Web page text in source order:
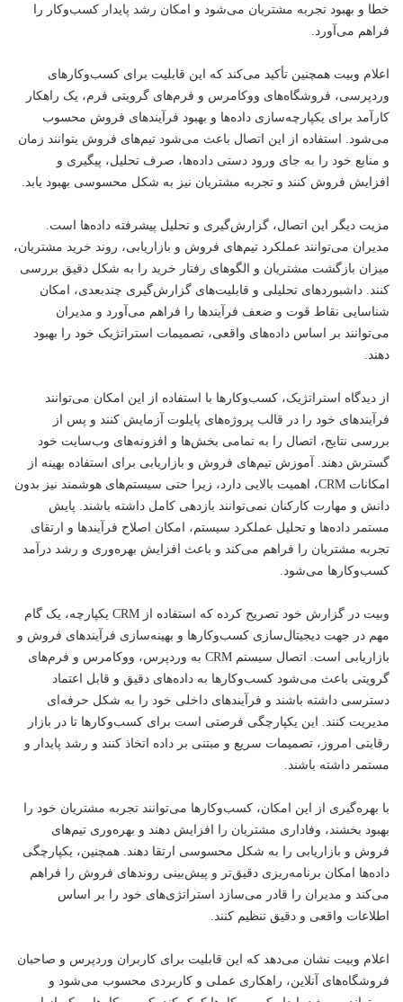
خطا و بهبود تجربه مشتریان می‌شود و امکان رشد پایدار کسب‌وکار را
فراهم می‌آورد.
اعلام وبیت همچنین تأکید می‌کند که این قابلیت برای کسب‌وکارهای
وردپرسی، فروشگاه‌های ووکامرس و فرم‌های گرویتی فرم، یک راهکار
کارآمد برای یکپارچه‌سازی داده‌ها و بهبود فرآیندهای فروش محسوب
می‌شود. استفاده از این اتصال باعث می‌شود تیم‌های فروش بتوانند زمان
و منابع خود را به جای ورود دستی داده‌ها، صرف تحلیل، پیگیری و
افزایش فروش کنند و تجربه مشتریان نیز به شکل محسوسی بهبود یابد.
مزیت دیگر این اتصال، گزارش‌گیری و تحلیل پیشرفته داده‌ها است.
مدیران می‌توانند عملکرد تیم‌های فروش و بازاریابی، روند خرید مشتریان،
میزان بازگشت مشتریان و الگوهای رفتار خرید را به شکل دقیق بررسی
کنند. داشبوردهای تحلیلی و قابلیت‌های گزارش‌گیری چندبعدی، امکان
شناسایی نقاط قوت و ضعف فرآیندها را فراهم می‌آورد و مدیران
می‌توانند بر اساس داده‌های واقعی، تصمیمات استراتژیک خود را بهبود
دهند.
از دیدگاه استراتژیک، کسب‌وکارها با استفاده از این امکان می‌توانند
فرآیندهای خود را در قالب پروژه‌های پایلوت آزمایش کنند و پس از
بررسی نتایج، اتصال را به تمامی بخش‌ها و افزونه‌های وب‌سایت خود
گسترش دهند. آموزش تیم‌های فروش و بازاریابی برای استفاده بهینه از
امکانات CRM، اهمیت بالایی دارد، زیرا حتی سیستم‌های هوشمند نیز بدون
دانش و مهارت کارکنان نمی‌توانند بازدهی کامل داشته باشند. پایش
مستمر داده‌ها و تحلیل عملکرد سیستم، امکان اصلاح فرآیندها و ارتقای
تجربه مشتریان را فراهم می‌کند و باعث افزایش بهره‌وری و رشد درآمد
کسب‌وکارها می‌شود.
وبیت در گزارش خود تصریح کرده که استفاده از CRM یکپارچه، یک گام
مهم در جهت دیجیتال‌سازی کسب‌وکارها و بهینه‌سازی فرآیندهای فروش و
بازاریابی است. اتصال سیستم CRM به وردپرس، ووکامرس و فرم‌های
گرویتی باعث می‌شود کسب‌وکارها به داده‌های دقیق و قابل اعتماد
دسترسی داشته باشند و فرآیندهای داخلی خود را به شکل حرفه‌ای
مدیریت کنند. این یکپارچگی فرصتی است برای کسب‌وکارها تا در بازار
رقابتی امروز، تصمیمات سریع و مبتنی بر داده اتخاذ کنند و رشد پایدار و
مستمر داشته باشند.
با بهره‌گیری از این امکان، کسب‌وکارها می‌توانند تجربه مشتریان خود را
بهبود بخشند، وفاداری مشتریان را افزایش دهند و بهره‌وری تیم‌های
فروش و بازاریابی را به شکل محسوسی ارتقا دهند. همچنین، یکپارچگی
داده‌ها امکان برنامه‌ریزی دقیق‌تر و پیش‌بینی روندهای فروش را فراهم
می‌کند و مدیران را قادر می‌سازد استراتژی‌های خود را بر اساس
اطلاعات واقعی و دقیق تنظیم کنند.
اعلام وبیت نشان می‌دهد که این قابلیت برای کاربران وردپرس و صاحبان
فروشگاه‌های آنلاین، راهکاری عملی و کاربردی محسوب می‌شود و